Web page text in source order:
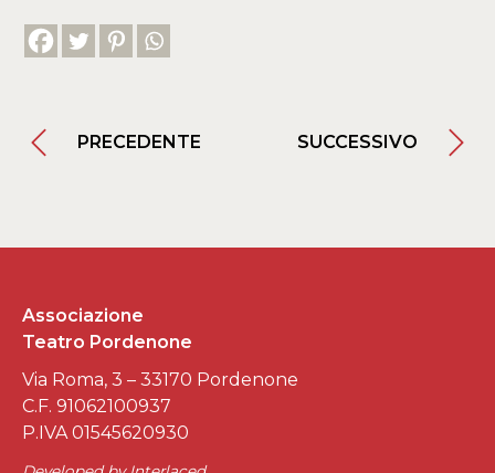
PRECEDENTE SUCCESSIVO
Associazione
Teatro Pordenone
Via Roma, 3 – 33170 Pordenone
C.F. 91062100937
P.IVA 01545620930